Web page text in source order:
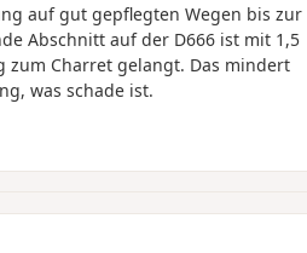
auf gut gepflegten Wegen bis zur
Abschnitt auf der D666 ist mit 1,5
zum Charret gelangt. Das mindert
was schade ist.